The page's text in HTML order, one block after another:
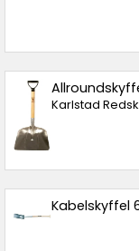
Karlstad
Kabelskyffel